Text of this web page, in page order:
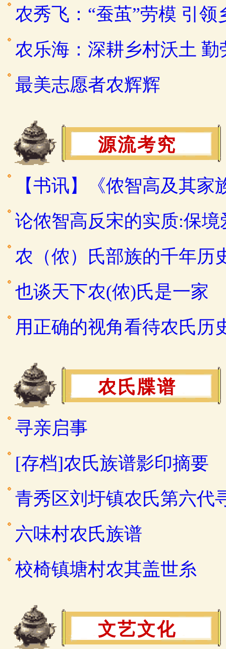
农秀飞：“蚕茧”劳模 引
农乐海：深耕乡村沃土
最美志愿者农辉辉
源流考究
【书讯】《侬智高及其
论侬智高反宋的实质:保
农（侬）氏部族的千年历
也谈天下农(侬)氏是一家
用正确的视角看待农氏
农氏牒谱
寻亲启事
[存档]农氏族谱影印摘要
青秀区刘圩镇农氏第六代
六味村农氏族谱
校椅镇塘村农其盖世糸
文艺文化